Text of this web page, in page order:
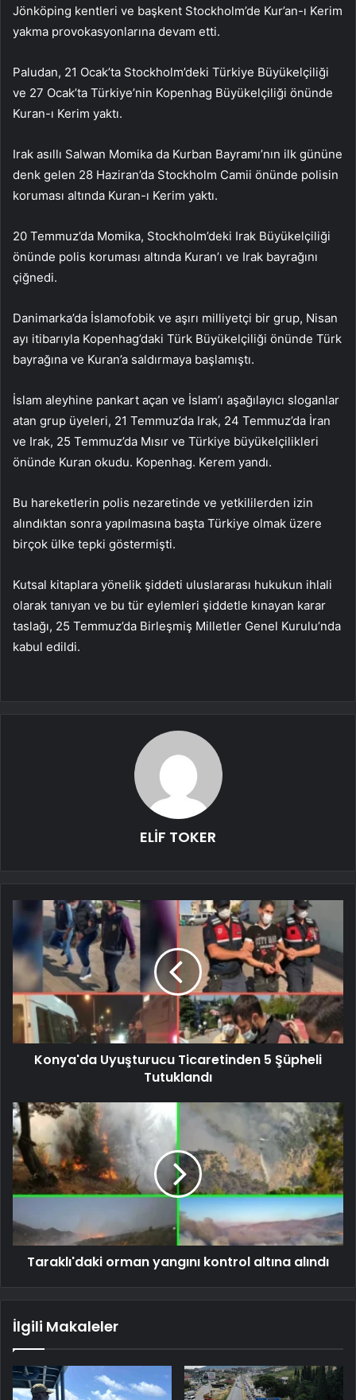
Jönköping kentleri ve başkent Stockholm’de Kur’an-ı Kerim
yakma provokasyonlarına devam etti.
Paludan, 21 Ocak’ta Stockholm’deki Türkiye Büyükelçiliği
ve 27 Ocak’ta Türkiye’nin Kopenhag Büyükelçiliği önünde
Kuran-ı Kerim yaktı.
Irak asıllı Salwan Momika da Kurban Bayramı’nın ilk gününe
denk gelen 28 Haziran’da Stockholm Camii önünde polisin
koruması altında Kuran-ı Kerim yaktı.
20 Temmuz’da Momika, Stockholm’deki Irak Büyükelçiliği
önünde polis koruması altında Kuran’ı ve Irak bayrağını
çiğnedi.
Danimarka’da İslamofobik ve aşırı milliyetçi bir grup, Nisan
ayı itibarıyla Kopenhag’daki Türk Büyükelçiliği önünde Türk
bayrağına ve Kuran’a saldırmaya başlamıştı.
İslam aleyhine pankart açan ve İslam’ı aşağılayıcı sloganlar
atan grup üyeleri, 21 Temmuz’da Irak, 24 Temmuz’da İran
ve Irak, 25 Temmuz’da Mısır ve Türkiye büyükelçilikleri
önünde Kuran okudu. Kopenhag. Kerem yandı.
Bu hareketlerin polis nezaretinde ve yetkililerden izin
alındıktan sonra yapılmasına başta Türkiye olmak üzere
birçok ülke tepki göstermişti.
Kutsal kitaplara yönelik şiddeti uluslararası hukukun ihlali
olarak tanıyan ve bu tür eylemleri şiddetle kınayan karar
taslağı, 25 Temmuz’da Birleşmiş Milletler Genel Kurulu’nda
kabul edildi.
ELİF TOKER
Konya'da Uyuşturucu Ticaretinden 5 Şüpheli
Tutuklandı
Taraklı'daki orman yangını kontrol altına alındı
İlgili Makaleler